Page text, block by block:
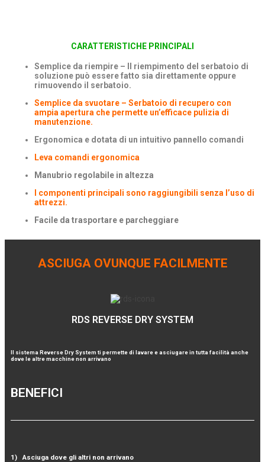
CARATTER ISTICHE PRINCIPALI
Semplice da riempire – Il riempimento del serbatoio di
soluzione può essere fatto sia direttamente oppure
rimuovendo il serbatoio.
Semplice da svuotare – Serbatoio di recupero con
ampia apertura che permette un’efficace pulizia di
manutenzione.
Ergonomica e dotata di un intuitivo pannello comandi
Leva comandi ergonomica
Manubrio regolabile in altezza
I componenti principali sono raggiungibili senza l’uso di
attrezzi.
Facile da trasportare e parcheggiare
ASCIUGA OVUNQUE FACILMENTE
RDS REVERSE DRY SYSTEM
Il sistema Reverse Dry System ti permette di lavare e asciugare in tutta facilità anche
dove le altre macchine non arrivano
BENEFICI
1) Asciuga dove gli altri non arrivano